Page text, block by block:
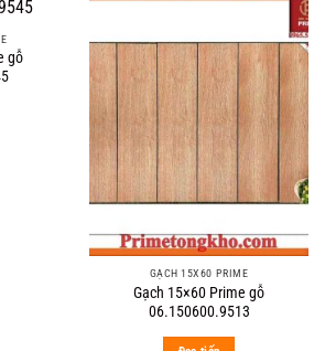
gỗ
GẠCH 15X60 PRIME
Gạch 15×60 Prime gỗ
06.150600.9513